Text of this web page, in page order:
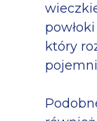
który